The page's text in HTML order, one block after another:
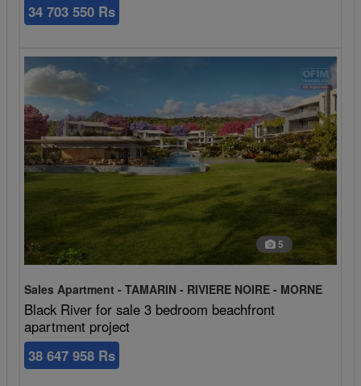
34 703 550 Rs
5
Sales Apartment - TAMARIN - RIVIERE NOIRE - MORNE
Black River for sale 3 bedroom beachfront
apartment project
38 647 958 Rs